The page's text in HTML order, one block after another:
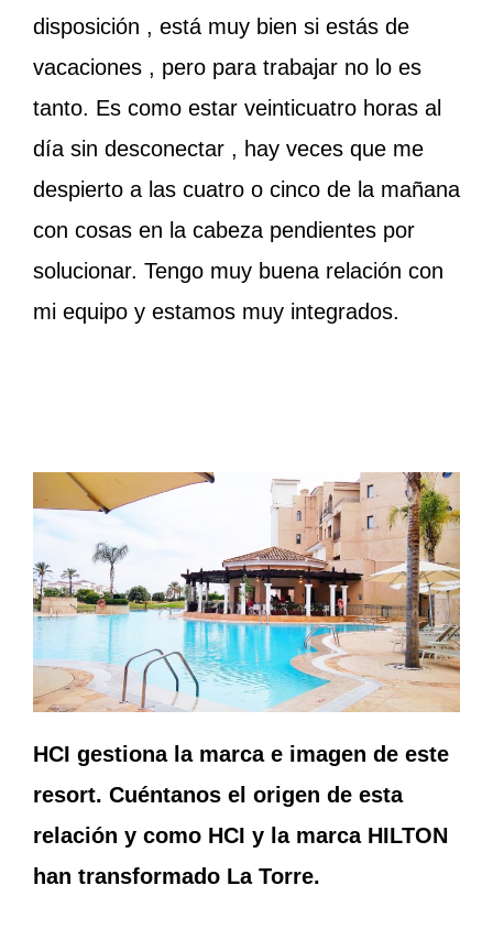
disposición , está muy bien si estás de
vacaciones , pero para trabajar no lo es
tanto. Es como estar veinticuatro horas al
día sin desconectar , hay veces que me
despierto a las cuatro o cinco de la mañana
con cosas en la cabeza pendientes por
solucionar. Tengo muy buena relación con
mi equipo y estamos muy integrados.
HCI gestiona la marca e imagen de este
resort. Cuéntanos el origen de esta
relación y como HCI y la marca HILTON
han transformado La Torre.